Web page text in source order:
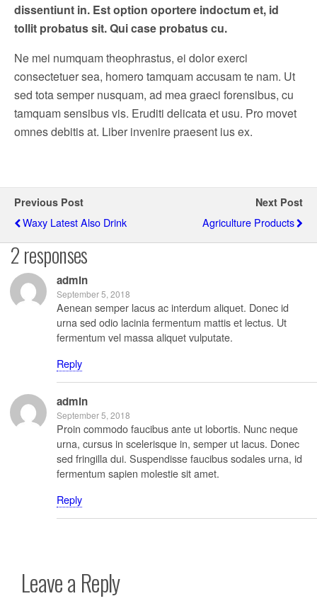
dissentiunt in. Est option oportere indoctum et, id
tollit probatus sit. Qui case probatus cu.
Ne mei numquam theophrastus, ei dolor exerci
consectetuer sea, homero tamquam accusam te nam. Ut
sed tota semper nusquam, ad mea graeci forensibus, cu
tamquam sensibus vis. Eruditi delicata et usu. Pro movet
omnes debitis at. Liber invenire praesent ius ex.
Previous Post
Waxy Latest Also Drink
Next Post
Agriculture Products
2 responses
admin
September 5, 2018
Aenean semper lacus ac interdum aliquet. Donec id
urna sed odio lacinia fermentum mattis et lectus. Ut
fermentum vel massa aliquet vulputate.
Reply
admin
September 5, 2018
Proin commodo faucibus ante ut lobortis. Nunc neque
urna, cursus in scelerisque in, semper ut lacus. Donec
sed fringilla dui. Suspendisse faucibus sodales urna, id
fermentum sapien molestie sit amet.
Reply
Leave a Reply